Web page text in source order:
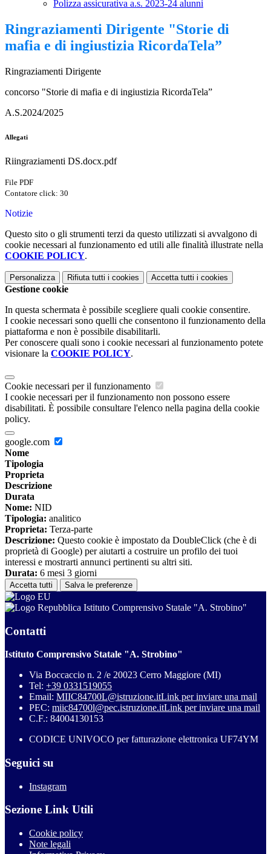
Polizza assicurativa a.s. 2023-24 alunni
Ringraziamenti Dirigente "Storie di
mafia e di ingiustizia RicordaTela”
Ringraziamenti Dirigente
concorso "Storie di mafia e di ingiustizia RicordaTela”
A.S.2024/2025
Allegati
Riingraziamenti DS.docx.pdf
File PDF
Contatore click: 30
Notizie
Questo sito o gli strumenti terzi da questo utilizzati si avvalgono di
cookie necessari al funzionamento ed utili alle finalità illustrate nella
COOKIE POLICY.
Personalizza Rifiuta tutti i cookies Accetta tutti i cookies
Gestione cookie
In questa schermata è possibile scegliere quali cookie consentire.
I cookie necessari sono quelli che consentono il funzionamento della
piattaforma e non è possibile disabilitarli.
Per conoscere quali sono i cookie necessari al funzionamento potete
visionare la COOKIE POLICY.
Cookie necessari per il funzionamento
I cookie necessari per il funzionamento non possono essere
disabilitati. È possibile consultare l'elenco nella pagina della cookie
policy.
google.com
Nome
Tipologia
Proprieta
Descrizione
Durata
Nome: NID
Tipologia: analitico
Proprieta: Terza-parte
Descrizione: Questo cookie è impostato da DoubleClick (che è di
proprietà di Google) per aiutarti a costruire un profilo dei tuoi
interessi e mostrarti annunci pertinenti su altri siti.
Durata: 6 mesi 3 giorni
Accetta tutti Salva le preferenze
Istituto Comprensivo Statale "A. Strobino"
Contatti
Istituto Comprensivo Statale "A. Strobino"
Via Boccaccio n. 2 /e 20023 Cerro Maggiore (MI)
Tel: +39 0331519055
Email: MIIC84700L@istruzione.itLink per inviare una mail
PEC: miic84700l@pec.istruzione.itLink per inviare una mail
C.F.: 84004130153
CODICE UNIVOCO per fatturazione elettronica UF74YM
Seguici su
Instagram
Sezione Link Utili
Cookie policy
Note legali